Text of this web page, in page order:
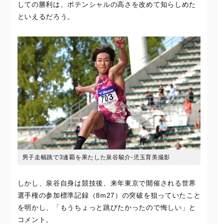
しての勝利は、ポテンシャルの高さを改めて知らしめた
といえるだろう。
男子走幅跳で3連覇を果たした泉谷駿介-児玉育美撮影
しかし、泉谷自身は競技後、来年東京で開催される世界
選手権の参加標準記録（8m27）の突破を狙っていたこと
を明かし、「もうちょっと跳びたかったので悔しい」と
コメント。